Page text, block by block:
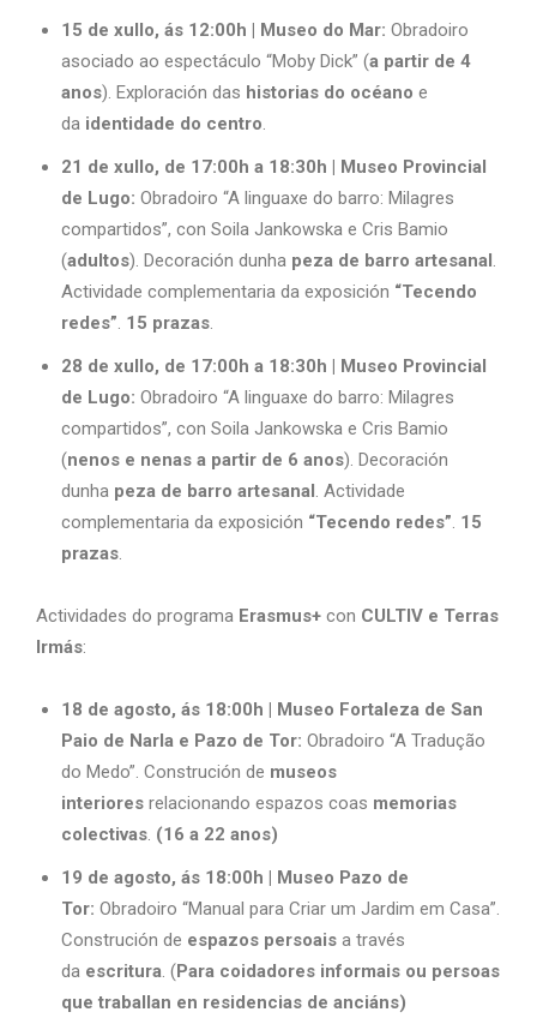
15 de xullo, ás 12:00h | Museo do Mar: Obradoiro
asociado ao espectáculo “Moby Dick” (a partir de 4
anos). Exploración das historias do océano e
da identidade do centro.
21 de xullo, de 17:00h a 18:30h | Museo Provincial
de Lugo: Obradoiro “A linguaxe do barro: Milagres
compartidos”, con Soila Jankowska e Cris Bamio
(adultos). Decoración dunha peza de barro artesanal.
Actividade complementaria da exposición “Tecendo
redes”. 15 prazas.
28 de xullo, de 17:00h a 18:30h | Museo Provincial
de Lugo: Obradoiro “A linguaxe do barro: Milagres
compartidos”, con Soila Jankowska e Cris Bamio
(nenos e nenas a partir de 6 anos). Decoración
dunha peza de barro artesanal. Actividade
complementaria da exposición “Tecendo redes”. 15
prazas.
Actividades do programa Erasmus+ con CULTIV e Terras
Irmás:
18 de agosto, ás 18:00h | Museo Fortaleza de San
Paio de Narla e Pazo de Tor: Obradoiro “A Tradução
do Medo”. Construción de museos
interiores relacionando espazos coas memorias
colectivas. (16 a 22 anos)
19 de agosto, ás 18:00h | Museo Pazo de
Tor: Obradoiro “Manual para Criar um Jardim em Casa”.
Construción de espazos persoais a través
da escritura. (Para coidadores informais ou persoas
que traballan en residencias de anciáns)